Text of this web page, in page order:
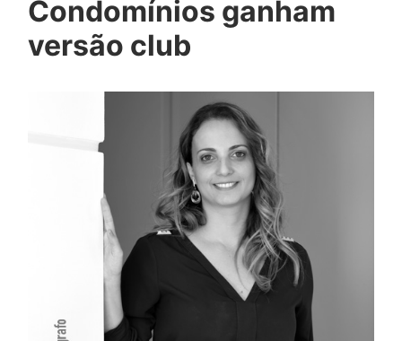
Condomínios ganham
versão club